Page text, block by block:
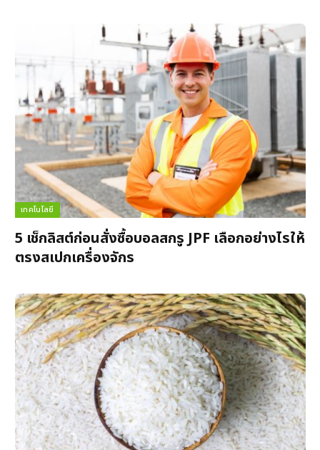
เทคโนโลยี
5 เช็กลิสต์ก่อนสั่งซื้อบอลสกรู JPF เลือกอย่างไรให้
ตรงสเปกเครื่องจักร